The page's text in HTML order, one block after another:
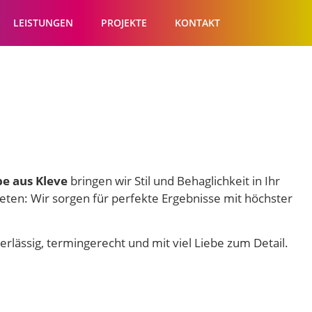
LEISTUNGEN PROJEKTE KONTAKT
aus Kleve bringen wir Stil und Behaglichkeit in Ihr
Wir sorgen für perfekte Ergebnisse mit höchster
termingerecht und mit viel Liebe zum Detail.